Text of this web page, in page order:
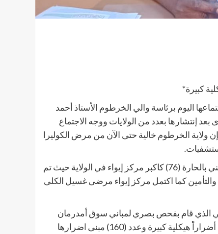
اليوم برئاسة والي الخرطوم الأستاذ أحمد
إنتشارها بعدد من الولايات ووجه الاجتماع
ولاية الخرطوم خالية حتى الآن من مرض الكوليرا
وإستمع الاجتماع إلى تقرير حول إكتمال مراكز إيواء المجمع السكني بالحارة (76) كاكبر مركز إيواء في الولاية حيث تم
والتأمين كما اكتمل مركز إيواء مرضى غسيل الكلى
الذي قام بفحص بصري لمباني سوق أمدرمان
وشمل الفحص (603) مبنى وأشارت النتائج الى تضرر (280) مبنى أضراراً هيكلية كبيرة وعدد (160) مبنى اضرارها